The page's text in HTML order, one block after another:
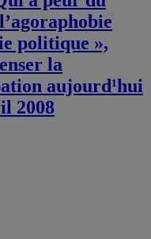
politique »,
la
aujourd¹hui
2008